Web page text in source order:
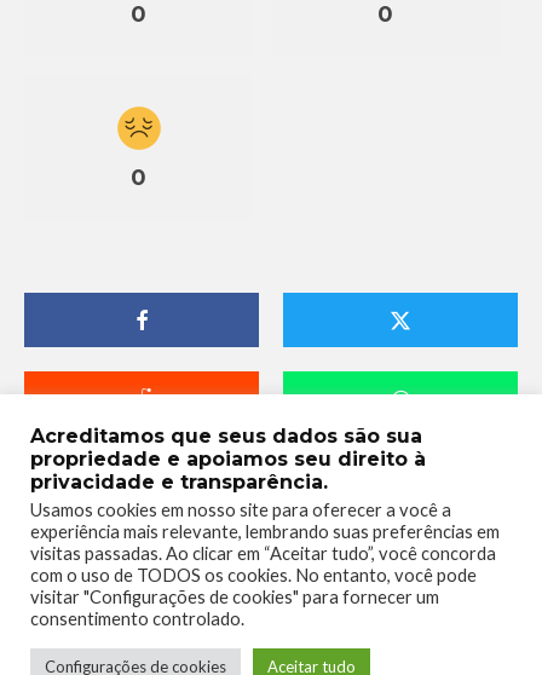
0 0
0
Telmo Camargo
Acreditamos que seus dados são sua
propriedade e apoiamos seu direito à
privacidade e transparência.
Usamos cookies em nosso site para oferecer a você a
experiência mais relevante, lembrando suas preferências em
visitas passadas. Ao clicar em “Aceitar tudo”, você concorda
com o uso de TODOS os cookies. No entanto, você pode
visitar "Configurações de cookies" para fornecer um
consentimento controlado.
Configurações de cookies Aceitar tudo